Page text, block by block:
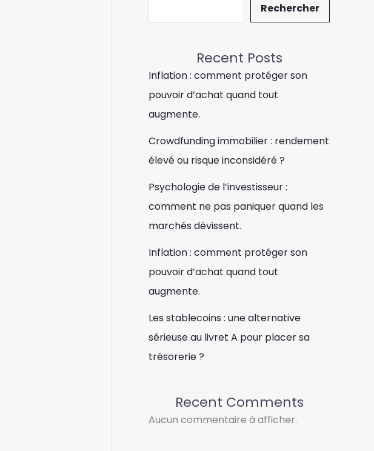
Rechercher
Recent Posts
Inflation : comment protéger son
pouvoir d’achat quand tout
augmente.
Crowdfunding immobilier : rendement
élevé ou risque inconsidéré ?
Psychologie de l’investisseur :
comment ne pas paniquer quand les
marchés dévissent.
Inflation : comment protéger son
pouvoir d’achat quand tout
augmente.
Les stablecoins : une alternative
sérieuse au livret A pour placer sa
trésorerie ?
Recent Comments
Aucun commentaire à afficher.